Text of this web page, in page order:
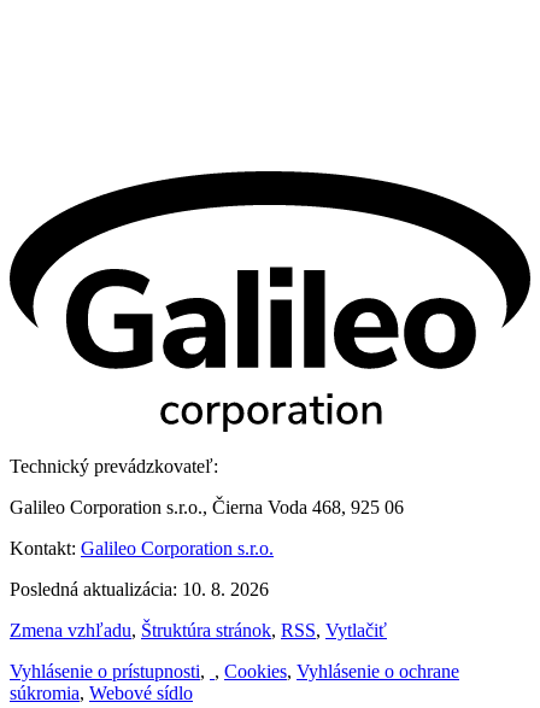
Technický prevádzkovateľ:
Galileo Corporation s.r.o., Čierna Voda 468, 925 06
Kontakt: Galileo Corporation s.r.o.
Posledná aktualizácia: 10. 8. 2026
Zmena vzhľadu, Štruktúra stránok, RSS, Vytlačiť
Vyhlásenie o prístupnosti, , Cookies, Vyhlásenie o ochrane
súkromia, Webové sídlo